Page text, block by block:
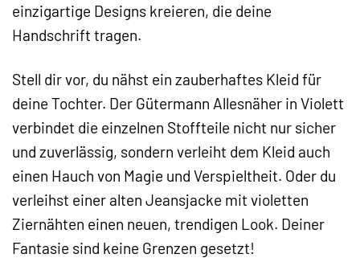
einzigartige Designs kreieren, die deine
Handschrift tragen.
Stell dir vor, du nähst ein zauberhaftes Kleid für
deine Tochter. Der Gütermann Allesnäher in Violett
verbindet die einzelnen Stoffteile nicht nur sicher
und zuverlässig, sondern verleiht dem Kleid auch
einen Hauch von Magie und Verspieltheit. Oder du
verleihst einer alten Jeansjacke mit violetten
Ziernähten einen neuen, trendigen Look. Deiner
Fantasie sind keine Grenzen gesetzt!